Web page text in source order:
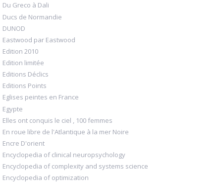
Du Greco à Dali
Ducs de Normandie
DUNOD
Eastwood par Eastwood
Edition 2010
Edition limitée
Editions Déclics
Editions Points
Eglises peintes en France
Egypte
Elles ont conquis le ciel , 100 femmes
En roue libre de l'Atlantique à la mer Noire
Encre D'orient
Encyclopedia of clinical neuropsychology
Encyclopedia of complexity and systems science
Encyclopedia of optimization